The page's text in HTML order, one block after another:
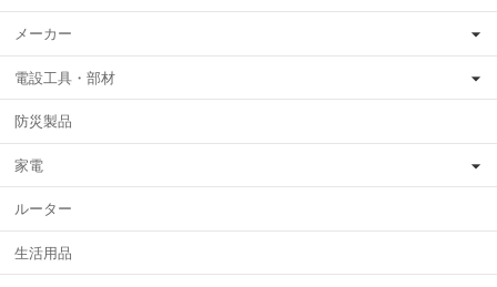
メーカー
電設工具・部材
防災製品
家電
ルーター
生活用品